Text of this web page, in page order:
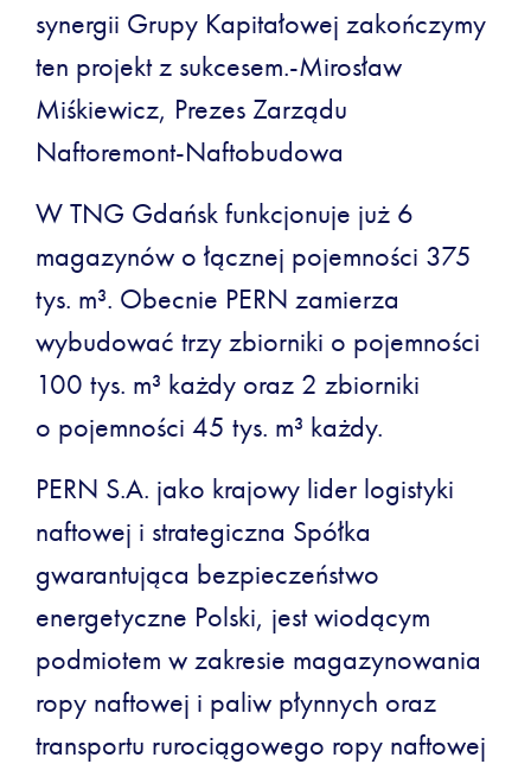
synergii Grupy Kapitałowej zakończymy
ten projekt z sukcesem.-Mirosław
Miśkiewicz, Prezes Zarządu
Naftoremont-Naftobudowa
W TNG Gdańsk funkcjonuje już 6
magazynów o łącznej pojemności 375
tys. m³. Obecnie PERN zamierza
wybudować trzy zbiorniki o pojemności
100 tys. m³ każdy oraz 2 zbiorniki
o pojemności 45 tys. m³ każdy.
PERN S.A. jako krajowy lider logistyki
naftowej i strategiczna Spółka
gwarantująca bezpieczeństwo
energetyczne Polski, jest wiodącym
podmiotem w zakresie magazynowania
ropy naftowej i paliw płynnych oraz
transportu rurociągowego ropy naftowej